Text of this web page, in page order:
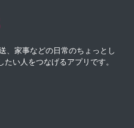
、家事などの日常のちょっとし
い人をつなげるアプリです。